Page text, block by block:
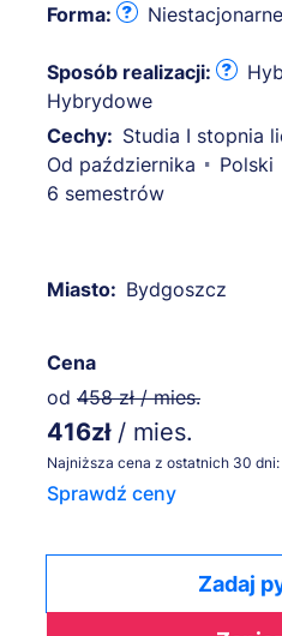
Forma: Niestacjonarne
Sposób realizacji:
Hybrydowe
Cechy: Studia I stopnia
Od października
Polski
6 semestrów
Miasto: Bydgoszcz
Cena
od 458 zł / mies.
416zł / mies.
Najniższa cena z ostatnich 30 dni:
Sprawdź ceny
Zadaj